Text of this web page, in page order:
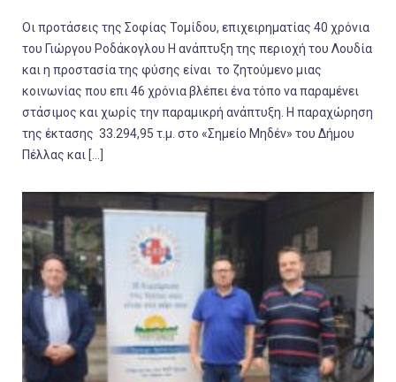
Οι προτάσεις της Σοφίας Τομίδου, επιχειρηματίας 40 χρόνια
του Γιώργου Ροδάκογλου Η ανάπτυξη της περιοχή του Λουδία
και η προστασία της φύσης είναι το ζητούμενο μιας
κοινωνίας που επι 46 χρόνια βλέπει ένα τόπο να παραμένει
στάσιμος και χωρίς την παραμικρή ανάπτυξη. Η παραχώρηση
της έκτασης 33.294,95 τ.μ. στο «Σημείο Μηδέν» του Δήμου
Πέλλας και […]